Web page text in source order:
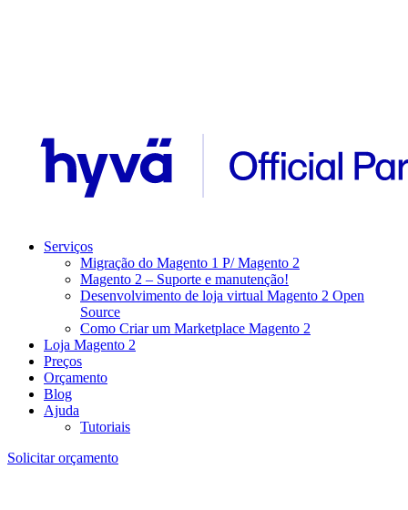
Serviços
Migração do Magento 1 P/ Magento 2
Magento 2 – Suporte e manutenção!
Desenvolvimento de loja virtual Magento 2 Open
Source
Como Criar um Marketplace Magento 2
Loja Magento 2
Preços
Orçamento
Blog
Ajuda
Tutoriais
Solicitar orçamento